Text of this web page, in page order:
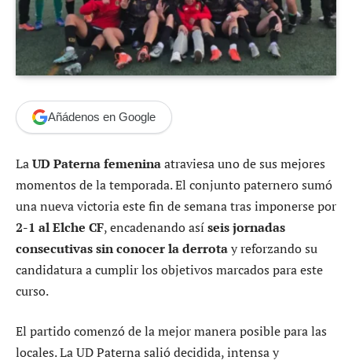
Añádenos en Google
LaUD Paterna femeninaatraviesa uno de sus mejores
momentos de la temporada. El conjunto paternero sumó
una nueva victoria este fin de semana tras imponerse por
2-1 al Elche CF, encadenando asíseis jornadas
consecutivas sin conocer la derrotay reforzando su
candidatura a cumplir los objetivos marcados para este
curso.
El partido comenzó de la mejor manera posible para las
locales. La UD Paterna salió decidida, intensa y